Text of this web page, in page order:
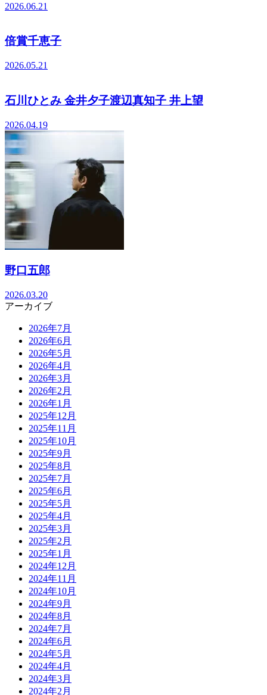
2026.06.21
倍賞千恵子
2026.05.21
石川ひとみ 金井夕子渡辺真知子 井上望
2026.04.19
野口五郎
2026.03.20
アーカイブ
2026年7月
2026年6月
2026年5月
2026年4月
2026年3月
2026年2月
2026年1月
2025年12月
2025年11月
2025年10月
2025年9月
2025年8月
2025年7月
2025年6月
2025年5月
2025年4月
2025年3月
2025年2月
2025年1月
2024年12月
2024年11月
2024年10月
2024年9月
2024年8月
2024年7月
2024年6月
2024年5月
2024年4月
2024年3月
2024年2月